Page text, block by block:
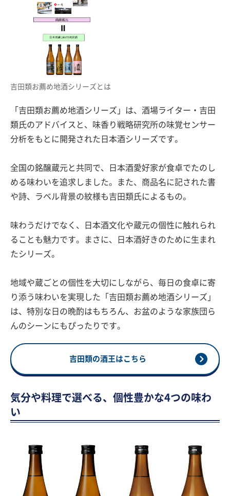
吉田類お薦め地酒シリーズとは
「吉田類お薦め地酒シリーズ」は、酒場ライター・吉田
類氏のアドバイスと、味香り戦略研究所の味覚センサー
分析をもとに開発された日本酒シリーズです。
全国の銘醸蔵元と共同で、日本酒愛好家が食卓でたのし
める味わいを追求しました。また、商品名に記された書
や詩、ラベル背景の紋様も吉田類氏によるもの。
味わうだけでなく、日本酒文化や蔵元の個性に触れられ
ることも魅力です。まさに、日本酒好きのために生まれ
たシリーズ。
地域や蔵ごとの個性を大切にしながら、毎日の食卓に寄
り添う味わいを実現した「吉田類お薦め地酒シリーズ」
は、特別な日の晩酌はもちろん、お盆のような家族団ら
んのシーンにもぴったりです。
吉田類の酒王はこちら
気分や料理で選べる、個性豊かな4つの味わ
い